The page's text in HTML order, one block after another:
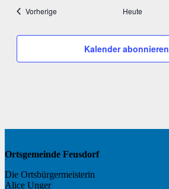
VorherigeVeranstaltungen Heute
Kalender abonnieren
Ortsgemeinde Feusdorf
Die Ortsbürgermeisterin
Alice Unger